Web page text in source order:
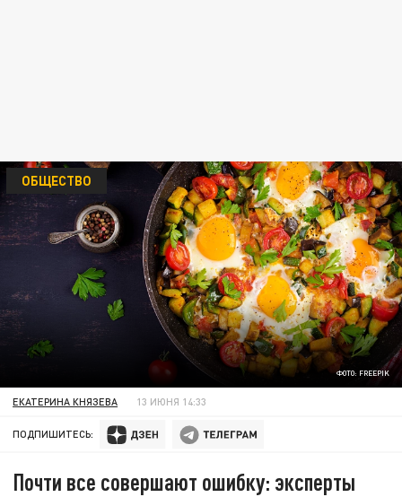
ФОТО: FREEPIK
ОБЩЕСТВО
ЕКАТЕРИНА КНЯЗЕВА 13 ИЮНЯ 14:33
ПОДПИШИТЕСЬ:
Почти все совершают ошибку: эксперты